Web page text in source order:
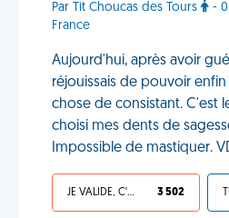
Par Tit Choucas des Tours
-
France
Aujourd'hui, après avoir
réjouissais de pouvoir
chose de consistant. C'est
choisi mes dents de
Impossible de mastiquer.
JE VALIDE, C'EST UNE VDM 3 502